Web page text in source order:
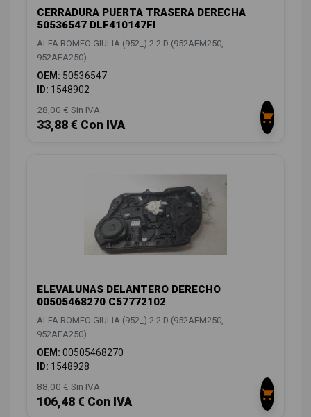
CERRADURA PUERTA TRASERA DERECHA
50536547 DLF410147FI
ALFA ROMEO GIULIA (952_) 2.2 D (952AEM250,
952AEA250)
OEM: 50536547
ID: 1548902
28,00 € Sin IVA
33,88 € Con IVA
ELEVALUNAS DELANTERO DERECHO
00505468270 C57772102
ALFA ROMEO GIULIA (952_) 2.2 D (952AEM250,
952AEA250)
OEM: 00505468270
ID: 1548928
88,00 € Sin IVA
106,48 € Con IVA